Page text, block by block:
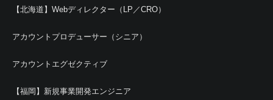
【北海道】Webディレクター（LP／CRO）
アカウントプロデューサー（シニア）
アカウントエグゼクティブ
【福岡】新規事業開発エンジニア